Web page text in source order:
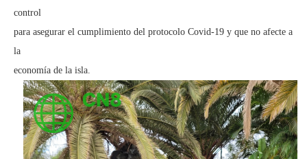
control
para asegurar el cumplimiento del protocolo Covid-19 y que no afecte a
la
economía de la isla.